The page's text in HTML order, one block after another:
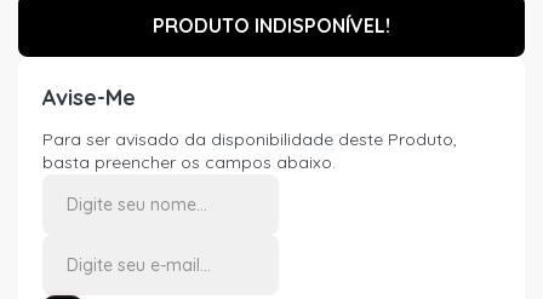
PRODUTO INDISPONÍVEL!
Avise-Me
Para ser avisado da disponibilidade deste Produto,
basta preencher os campos abaixo.